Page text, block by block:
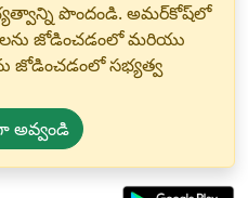
పొందండి. అమర్‌కోష్‌లో
జోడించడంలో మరియు
జోడించడంలో సభ్యత్వ
అవ్వండి